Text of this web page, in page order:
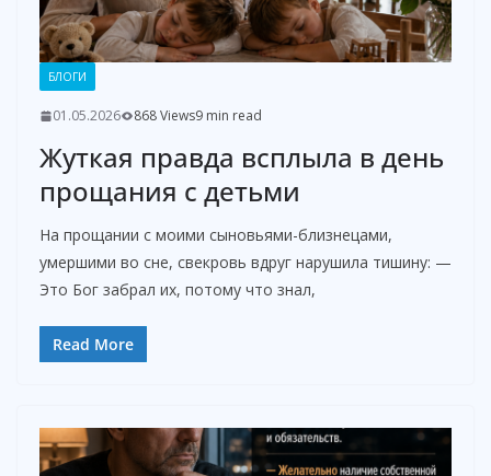
БЛОГИ
01.05.2026 868 Views9 min read
Жуткая правда всплыла в день
прощания с детьми
На прощании с моими сыновьями-близнецами,
умершими во сне, свекровь вдруг нарушила тишину: —
Это Бог забрал их, потому что знал,
Read More